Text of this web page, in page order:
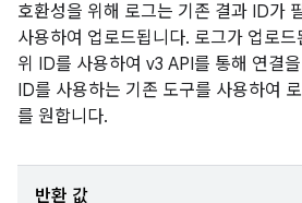
호환성을 위해 로그는 기존 결과 ID가
사용하여 업로드됩니다. 로그가 업로
위 ID를 사용하여 v3 API를 통해 연결
ID를 사용하는 기존 도구를 사용하여
를 원합니다.
반환 값